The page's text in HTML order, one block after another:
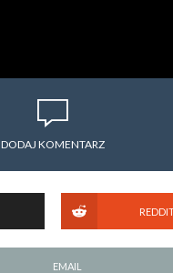
DODAJ KOMENTARZ
EMAIL